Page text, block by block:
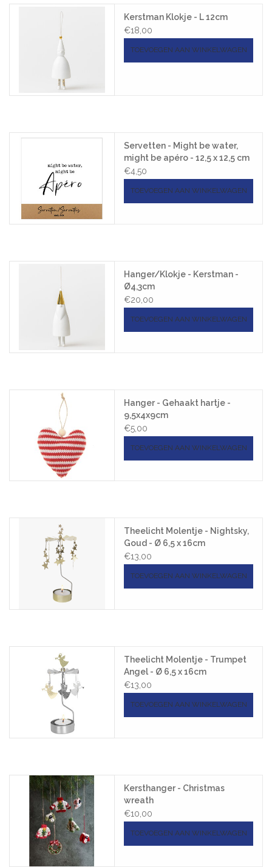
Kerstman Klokje - L 12cm
€18,00
TOEVOEGEN AAN WINKELWAGEN
Servetten - Might be water,
might be apéro - 12,5 x 12,5 cm
- 15st
€4,50
TOEVOEGEN AAN WINKELWAGEN
Hanger/Klokje - Kerstman -
Ø4,3cm
€20,00
TOEVOEGEN AAN WINKELWAGEN
Hanger - Gehaakt hartje -
9,5x4x9cm
€5,00
TOEVOEGEN AAN WINKELWAGEN
Theelicht Molentje - Nightsky,
Goud - Ø 6,5 x 16cm
€13,00
TOEVOEGEN AAN WINKELWAGEN
Theelicht Molentje - Trumpet
Angel - Ø 6,5 x 16cm
€13,00
TOEVOEGEN AAN WINKELWAGEN
Kersthanger - Christmas
wreath
€10,00
TOEVOEGEN AAN WINKELWAGEN